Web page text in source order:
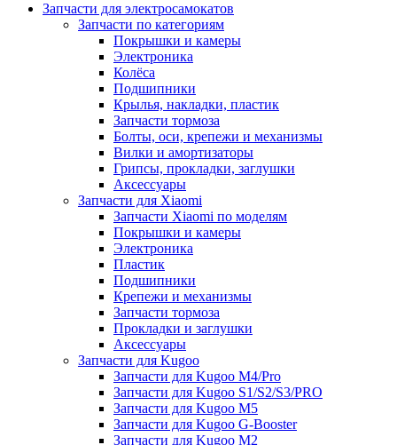
Запчасти для электросамокатов
Запчасти по категориям
Покрышки и камеры
Электроника
Колёса
Подшипники
Крылья, накладки, пластик
Запчасти тормоза
Болты, оси, крепежи и механизмы
Вилки и амортизаторы
Грипсы, прокладки, заглушки
Аксессуары
Запчасти для Xiaomi
Запчасти Xiaomi по моделям
Покрышки и камеры
Электроника
Пластик
Подшипники
Крепежи и механизмы
Запчасти тормоза
Прокладки и заглушки
Аксессуары
Запчасти для Kugoo
Запчасти для Kugoo M4/Pro
Запчасти для Kugoo S1/S2/S3/PRO
Запчасти для Kugoo M5
Запчасти для Kugoo G-Booster
Запчасти для Kugoo M2